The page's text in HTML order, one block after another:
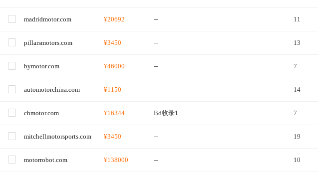
madridmotor.com ¥20692 -- 11
pillarsmotors.com ¥3450 -- 13
bymotor.com ¥46000 -- 7
automotorchina.com ¥1150 -- 14
chmotor.com ¥16344 Bd收录1 7
mitchellmotorsports.com ¥3450 -- 19
motorrobot.com ¥138000 -- 10